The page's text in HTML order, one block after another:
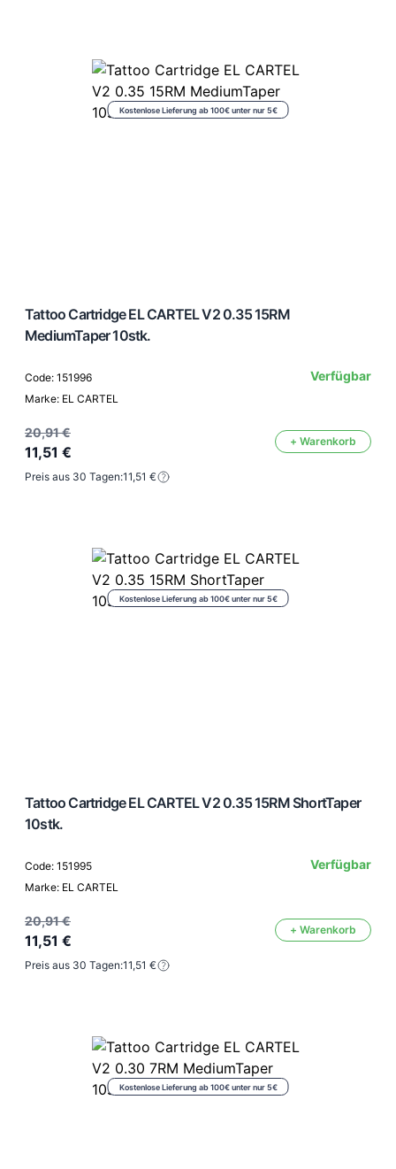
Kostenlose Lieferung ab 100€ unter nur 5€
Tattoo Cartridge EL CARTEL V2 0.35 15RM
MediumTaper 10stk.
Code: 151996
Marke: EL CARTEL
Verfügbar
20,91 €
11,51 €
+ Warenkorb
Preis aus 30 Tagen:11,51 €
Kostenlose Lieferung ab 100€ unter nur 5€
Tattoo Cartridge EL CARTEL V2 0.35 15RM ShortTaper
10stk.
Code: 151995
Marke: EL CARTEL
Verfügbar
20,91 €
11,51 €
+ Warenkorb
Preis aus 30 Tagen:11,51 €
Kostenlose Lieferung ab 100€ unter nur 5€